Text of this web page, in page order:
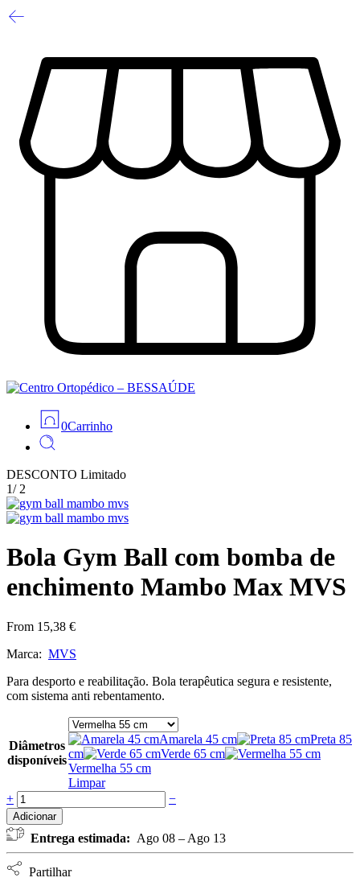
0Carrinho
DESCONTO Limitado
1/2
Bola Gym Ball com bomba de
enchimento Mambo Max MVS
From 15,38 €
Marca: MVS
Para desporto e reabilitação. Bola terapêutica segura e resistente,
com sistema anti rebentamento.
Diâmetros
disponíveis
Amarela 45 cm
Preta 85
cm
Verde 65 cm
Vermelha 55 cm
Limpar
Bola
Gym
Ball
com
bomba
de
+ −
Adicionar
Entrega estimada: Ago 08 – Ago 13
Partilhar